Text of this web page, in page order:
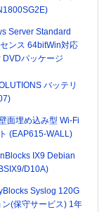
Server Standard
ンス 64bitWin対応
DVDパッケージ
バッテリ
面埋め込み型 Wi-Fi
(EAP615-WALL)
IX9 Debian
D10A)
Syslog 120G
(保守サービス) 1年